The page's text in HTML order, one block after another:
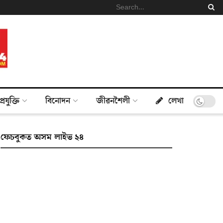
প্ৰযুক্তি বিনোদন জীৱনশৈলী লেখা
ফেচবুকত অসম লাইভ ২৪